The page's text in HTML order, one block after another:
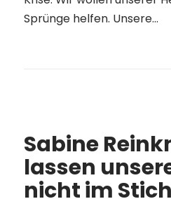
Sprünge helfen. Unsere...
Sabine
lassen
nicht im Stich